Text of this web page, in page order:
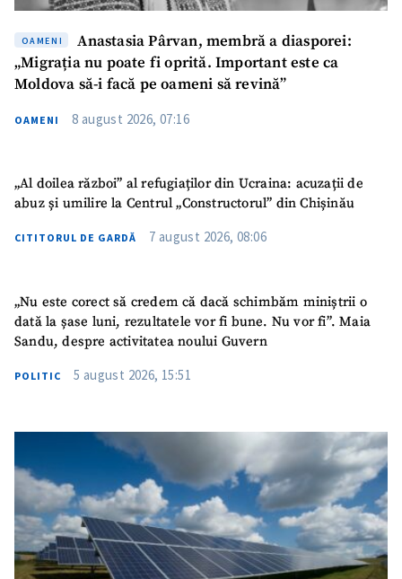
OAMENI
Anastasia Pârvan, membră a diasporei:
„Migrația nu poate fi oprită. Important este ca
Moldova să-i facă pe oameni să revină”
OAMENI 8 august 2026, 07:16
„Al doilea război” al refugiaților din Ucraina: acuzații de
abuz și umilire la Centrul „Constructorul” din Chișinău
CITITORUL DE GARDĂ 7 august 2026, 08:06
„Nu este corect să credem că dacă schimbăm miniștrii o
dată la șase luni, rezultatele vor fi bune. Nu vor fi”. Maia
Sandu, despre activitatea noului Guvern
POLITIC 5 august 2026, 15:51